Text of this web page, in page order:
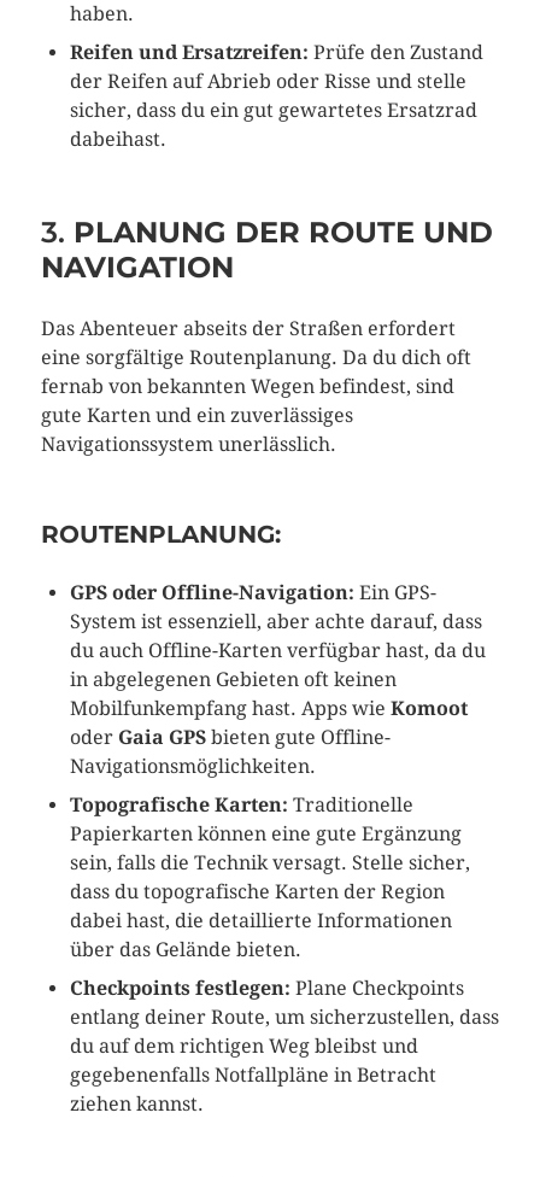
haben.
Reifen und Ersatzreifen: Prüfe den Zustand
der Reifen auf Abrieb oder Risse und stelle
sicher, dass du ein gut gewartetes Ersatzrad
dabeihast.
3. PLANUNG DER ROUTE UND
NAVIGATION
Das Abenteuer abseits der Straßen erfordert
eine sorgfältige Routenplanung. Da du dich oft
fernab von bekannten Wegen befindest, sind
gute Karten und ein zuverlässiges
Navigationssystem unerlässlich.
ROUTENPLANUNG:
GPS oder Offline-Navigation: Ein GPS-
System ist essenziell, aber achte darauf, dass
du auch Offline-Karten verfügbar hast, da du
in abgelegenen Gebieten oft keinen
Mobilfunkempfang hast. Apps wie Komoot
oder Gaia GPSbieten gute Offline-
Navigationsmöglichkeiten.
Topografische Karten: Traditionelle
Papierkarten können eine gute Ergänzung
sein, falls die Technik versagt. Stelle sicher,
dass du topografische Karten der Region
dabei hast, die detaillierte Informationen
über das Gelände bieten.
Checkpoints festlegen: Plane Checkpoints
entlang deiner Route, um sicherzustellen, dass
du auf dem richtigen Weg bleibst und
gegebenenfalls Notfallpläne in Betracht
ziehen kannst.